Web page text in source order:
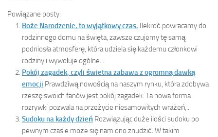
Powiązane posty:
Boże Narodzenie, to wyjątkowy czas. Ilekroć powracamy do
rodzinnego domu na święta, zawsze czujemy tę samą
podniosła atmosferę, która udziela się każdemu członkowi
rodziny i wywołuje ogólne...
Pokój zagadek, czyli świetna zabawa z ogromną dawką
emocji Prawdziwą nowością na naszym rynku, która zdobywa
rzeszę swoich fanów jest pokój zagadek. Ta nowa forma
rozrywki pozwala na przeżycie niesamowitych wrażeń,...
Sudoku na każdy dzień Rozwiązując duże ilości sudoku po
pewnym czasie może się nam ono znudzić. W takim